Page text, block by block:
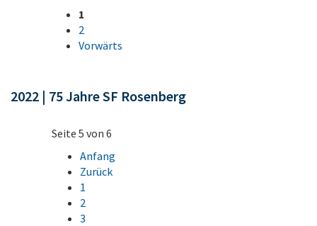
1
2
Vorwärts
2022 | 75 Jahre SF Rosenberg
Seite 5 von 6
Anfang
Zurück
1
2
3